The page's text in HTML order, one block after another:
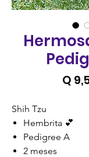
Q
Shih Tzu
Hembrita 💕
Pedigree A
2 meses